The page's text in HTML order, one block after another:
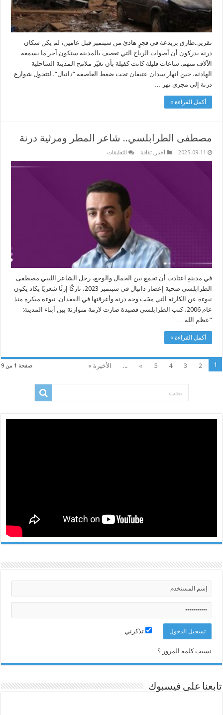
تقرير..طارق بريدعة في فجرٍ هادئ من سبتمبر قبل عامين، لم يكن سكان
درنة يدركون أن أصوات الرياح التي تعصف بالمدينة ستكون آخر ما يسمعه
الآلاف منهم. ساعات قليلة كانت كفيلة بأن تغيّر ملامح المدينة الساحلية
الهادئة، حين انهار سدان عتيقان تحت ضغط العاصفة “دانيال“، لتتحول شوارع
درنة إلى مجرى نهر …
أكمل القراءة »
مصطفى الطرابلسي.. شاعر المطر ومرثية درنة
2025-09-11 أخبار ,ثقافة التعليقات
ومرثية
درنة
مغلقة
في مدينةٍ اعتادت أن تجمع بين الجمال والوجع، رحل الشاعر الليبي مصطفى
الطرابلسي ضحية إعصار دانيال في سبتمبر 2023، تاركًا إرثًا شعريًا يكاد يكون
نبوءة عن الكارثة التي محَت وجه درنة وأغرقتها في الفقدان. نبوءة مبكرة منذ
عام 2006، كتب الطرابلسي قصيدة صارت لازمة متوارثة بين أبناء المدينة:
“عظم الله …
أكمل القراءة »
صفحة 1 من 9 1
2
3
4
5
»
... الأخيرة »
تذكرني
نسيت كلمة المرور ؟
تابعنا على فيسبوك